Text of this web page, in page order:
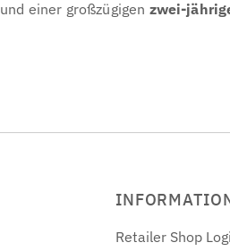
und einer großzügigen zwei-
Retailer Shop